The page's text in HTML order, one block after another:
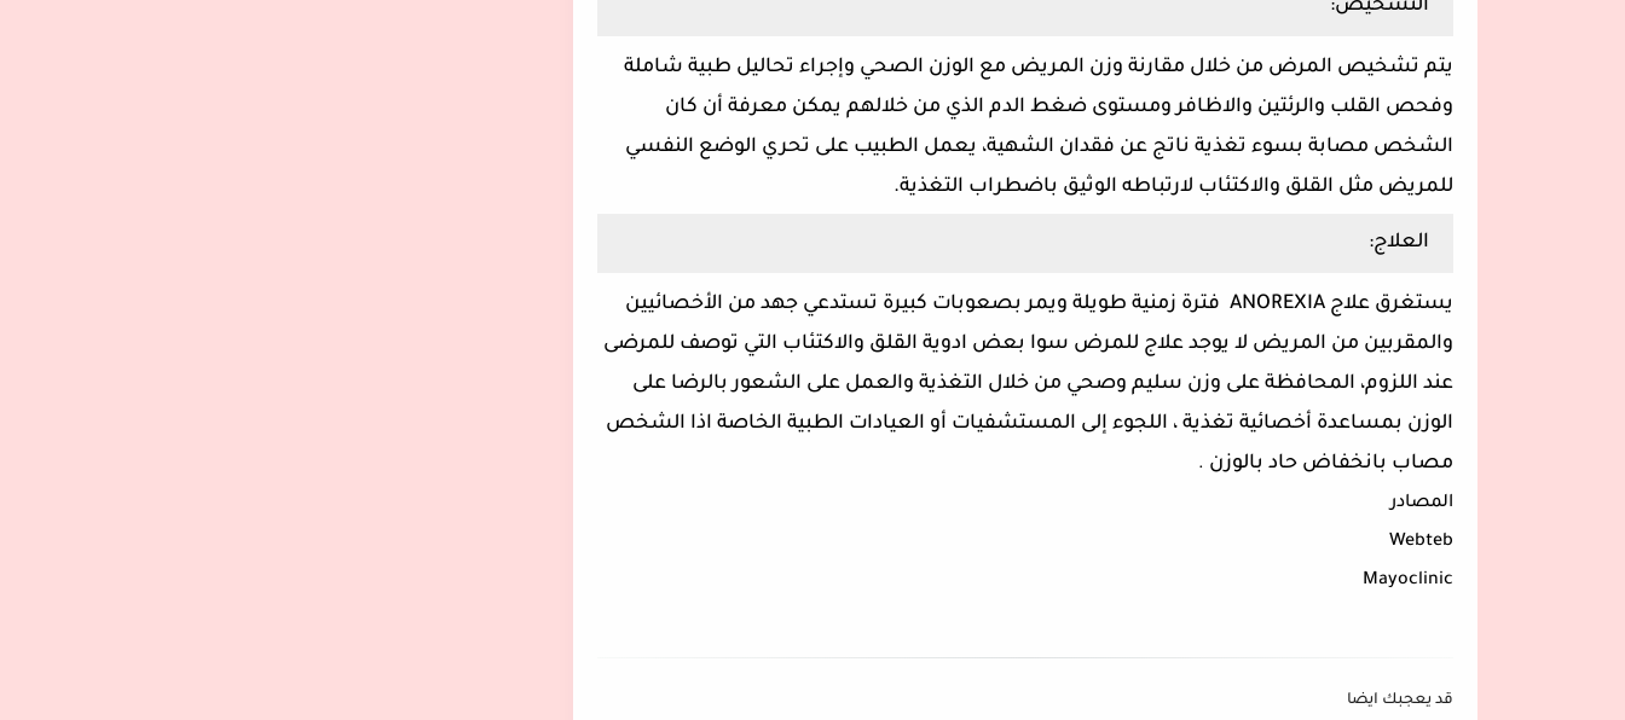
التشخيص:
يتم تشخيص المرض من خلال مقارنة وزن المريض مع الوزن الصحي وإجراء تحاليل طبية شاملة
وفحص القلب والرئتين والاظافر ومستوى ضغط الدم الذي من خلالهم يمكن معرفة أن كان
الشخص مصابة بسوء تغذية ناتج عن فقدان الشهية، يعمل الطبيب على تحري الوضع النفسي
للمريض مثل القلق والاكتئاب لارتباطه الوثيق باضطراب التغذية.
العلاج:
يستغرق علاج ANOREXIA فترة زمنية طويلة ويمر بصعوبات كبيرة تستدعي جهد من الأخصائيين
والمقربين من المريض لا يوجد علاج للمرض سوا بعض ادوية القلق والاكتئاب التي توصف للمرضى
عند اللزوم، المحافظة على وزن سليم وصحي من خلال التغذية والعمل على الشعور بالرضا على
الوزن بمساعدة أخصائية تغذية ، اللجوء إلى المستشفيات أو العيادات الطبية الخاصة اذا الشخص
مصاب بانخفاض حاد بالوزن .
المصادر
Webteb
Mayoclinic
قد يعجبك ايضا